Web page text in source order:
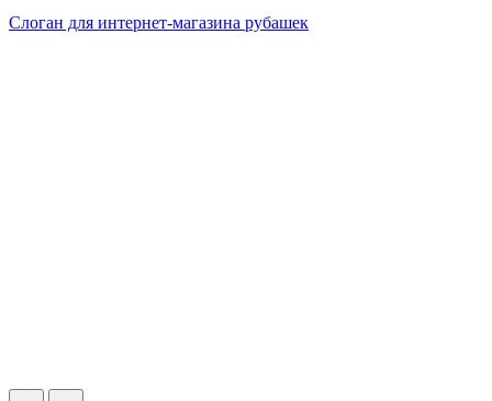
Слоган для интернет-магазина рубашек